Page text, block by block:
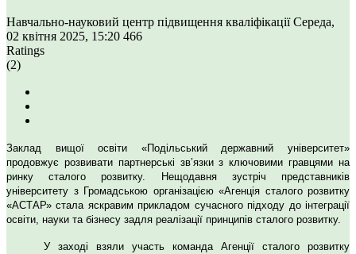
Навчально-науковий центр підвищення кваліфікаціїСереда,
02 квітня 2025, 15:20 466
Ratings
(2)
Заклад вищої освіти «Подільський державний університет»
продовжує розвивати партнерські зв’язки з ключовими гравцями на
ринку сталого розвитку. Нещодавня зустріч представників
університету з Громадською організацією «Агенція сталого розвитку
«АСТАР» стала яскравим прикладом сучасного підходу до інтеграції
освіти, науки та бізнесу задля реалізації принципів сталого розвитку.
У заході взяли участь команда Агенції сталого розвитку